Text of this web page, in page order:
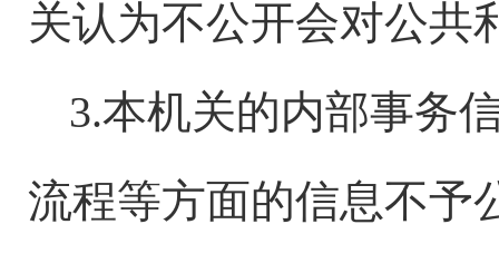
关认为不公开会对公共
3.本机关的内部事务
流程等方面的信息不予